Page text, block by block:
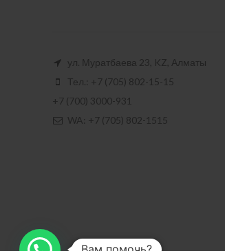
ул. Муратбаева 23, KZ, Алматы
Тел.: +7 (705) 802-15-15
+7 (700) 3000-931
WA: +7 (705) 802-1515